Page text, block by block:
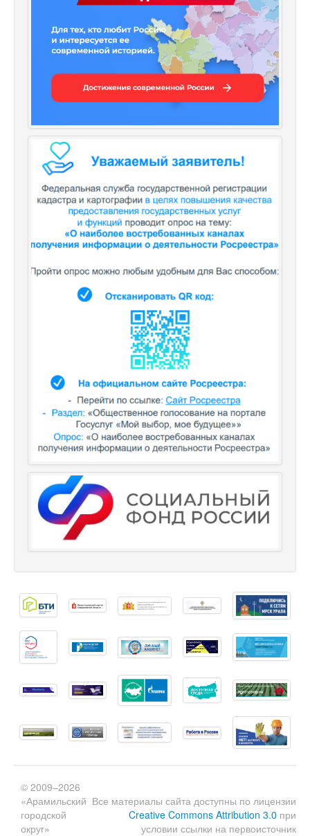
Все материалы сайта доступны по лицензии
Creative Commons Attribution 3.0 при
условии ссылки на первоисточник
© 2009–2026
«Арамильский
городской
округ»